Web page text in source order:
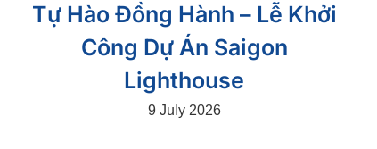
Tự Hào Đồng Hành – Lễ Khởi
Công Dự Án Saigon
Lighthouse
9 July 2026